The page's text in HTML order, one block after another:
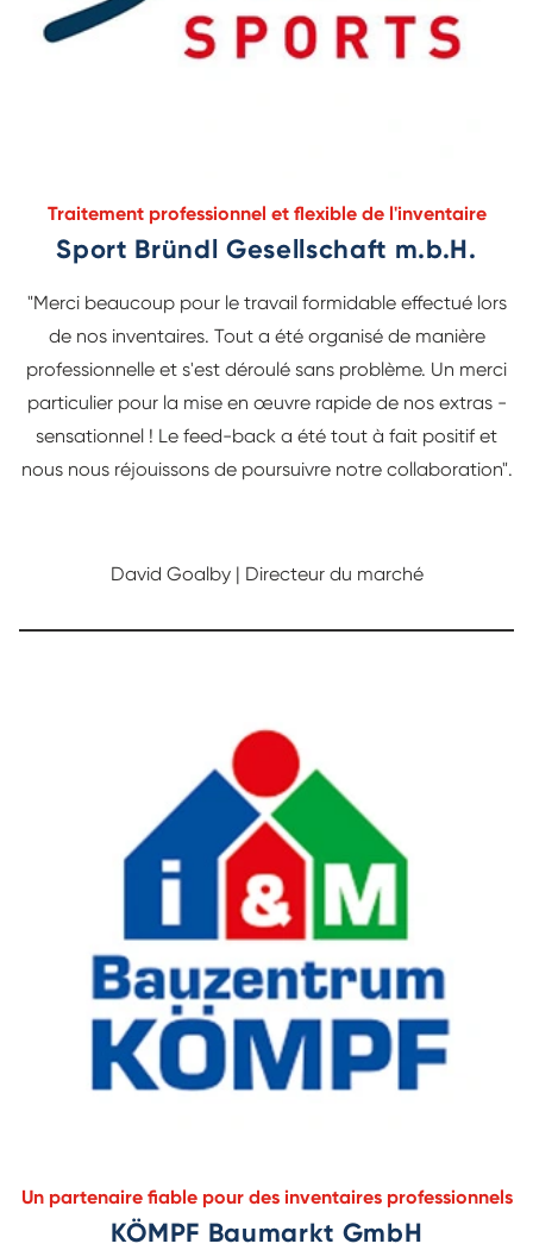
Traitement professionnel et flexible de l'inventaire
Sport Bründl Gesellschaft m.b.H.
"Merci beaucoup pour le travail formidable effectué lors
de nos inventaires. Tout a été organisé de manière
professionnelle et s'est déroulé sans problème. Un merci
particulier pour la mise en œuvre rapide de nos extras -
sensationnel ! Le feed-back a été tout à fait positif et
nous nous réjouissons de poursuivre notre collaboration".
David Goalby | Directeur du marché
Un partenaire fiable pour des inventaires professionnels
KÖMPF Baumarkt GmbH